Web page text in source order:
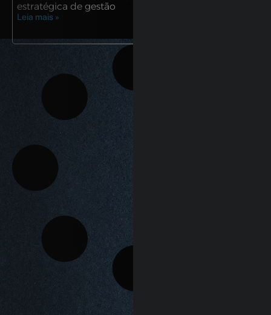
estratégica de gestão
Leia mais »